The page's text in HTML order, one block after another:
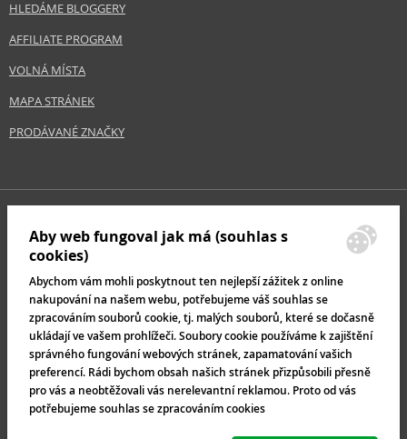
HLEDÁME BLOGGERY
AFFILIATE PROGRAM
VOLNÁ MÍSTA
MAPA STRÁNEK
PRODÁVANÉ ZNAČKY
Aby web fungoval jak má (souhlas s
cookies)
Abychom vám mohli poskytnout ten nejlepší zážitek z online
nakupování na našem webu, potřebujeme váš souhlas se
zpracováním souborů cookie, tj. malých souborů, které se dočasně
ukládají ve vašem prohlížeči. Soubory cookie používáme k zajištění
správného fungování webových stránek, zapamatování vašich
preferencí. Rádi bychom obsah našich stránek přizpůsobili přesně
pro vás a neobtěžovali vás nerelevantní reklamou. Proto od vás
potřebujeme souhlas se zpracováním cookies